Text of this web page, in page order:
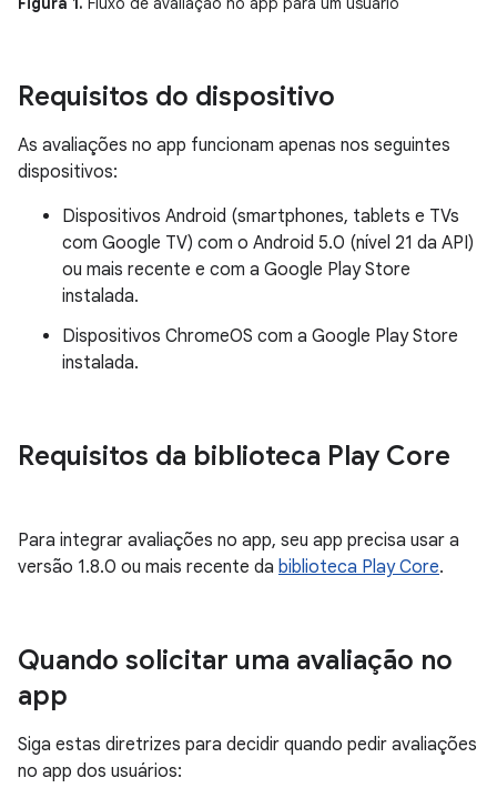
Requisitos do dispositivo
As avaliações no app funcionam apenas nos seguintes
dispositivos:
Dispositivos Android (smartphones, tablets e TVs
com Google TV) com o Android 5.0 (nível 21 da API)
ou mais recente e com a Google Play Store
instalada.
Dispositivos ChromeOS com a Google Play Store
instalada.
Requisitos da biblioteca Play Core
Para integrar avaliações no app, seu app precisa usar a
versão 1.8.0 ou mais recente da biblioteca Play Core.
Quando solicitar uma avaliação no
app
Siga estas diretrizes para decidir quando pedir avaliações
no app dos usuários: